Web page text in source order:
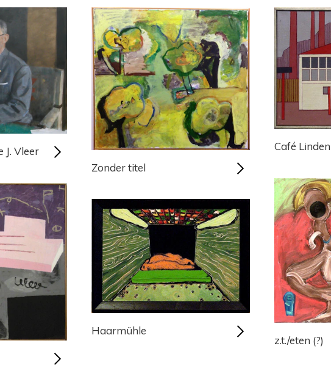
J. Vleer
Zonder titel
Café
Haarmühle
z.t./eten (?)